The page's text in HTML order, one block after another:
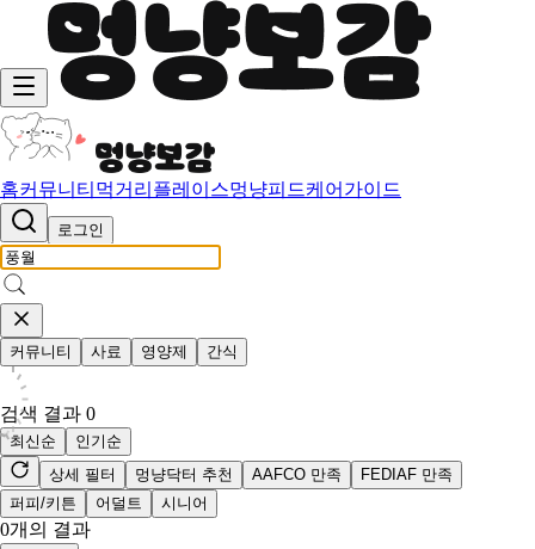
홈커뮤니티 먹거리 플레이스멍냥피드케어가이드
로그인
커뮤니티 사료 영양제 간식
검색 결과 0
최신순
인기순
상세 필터
멍냥닥터 추천 AAFCO 만족
FEDIAF 만족
퍼피/키튼
어덜트 시니어
0개의 결과